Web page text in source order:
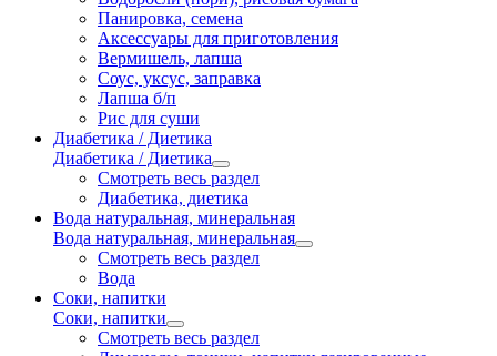
Панировка, семена
Аксессуары для приготовления
Вермишель, лапша
Соус, уксус, заправка
Лапша б/п
Рис для суши
Диабетика / Диетика
Диабетика / Диетика
Смотреть весь раздел
Диабетика, диетика
Вода натуральная, минеральная
Вода натуральная, минеральная
Смотреть весь раздел
Вода
Соки, напитки
Соки, напитки
Смотреть весь раздел